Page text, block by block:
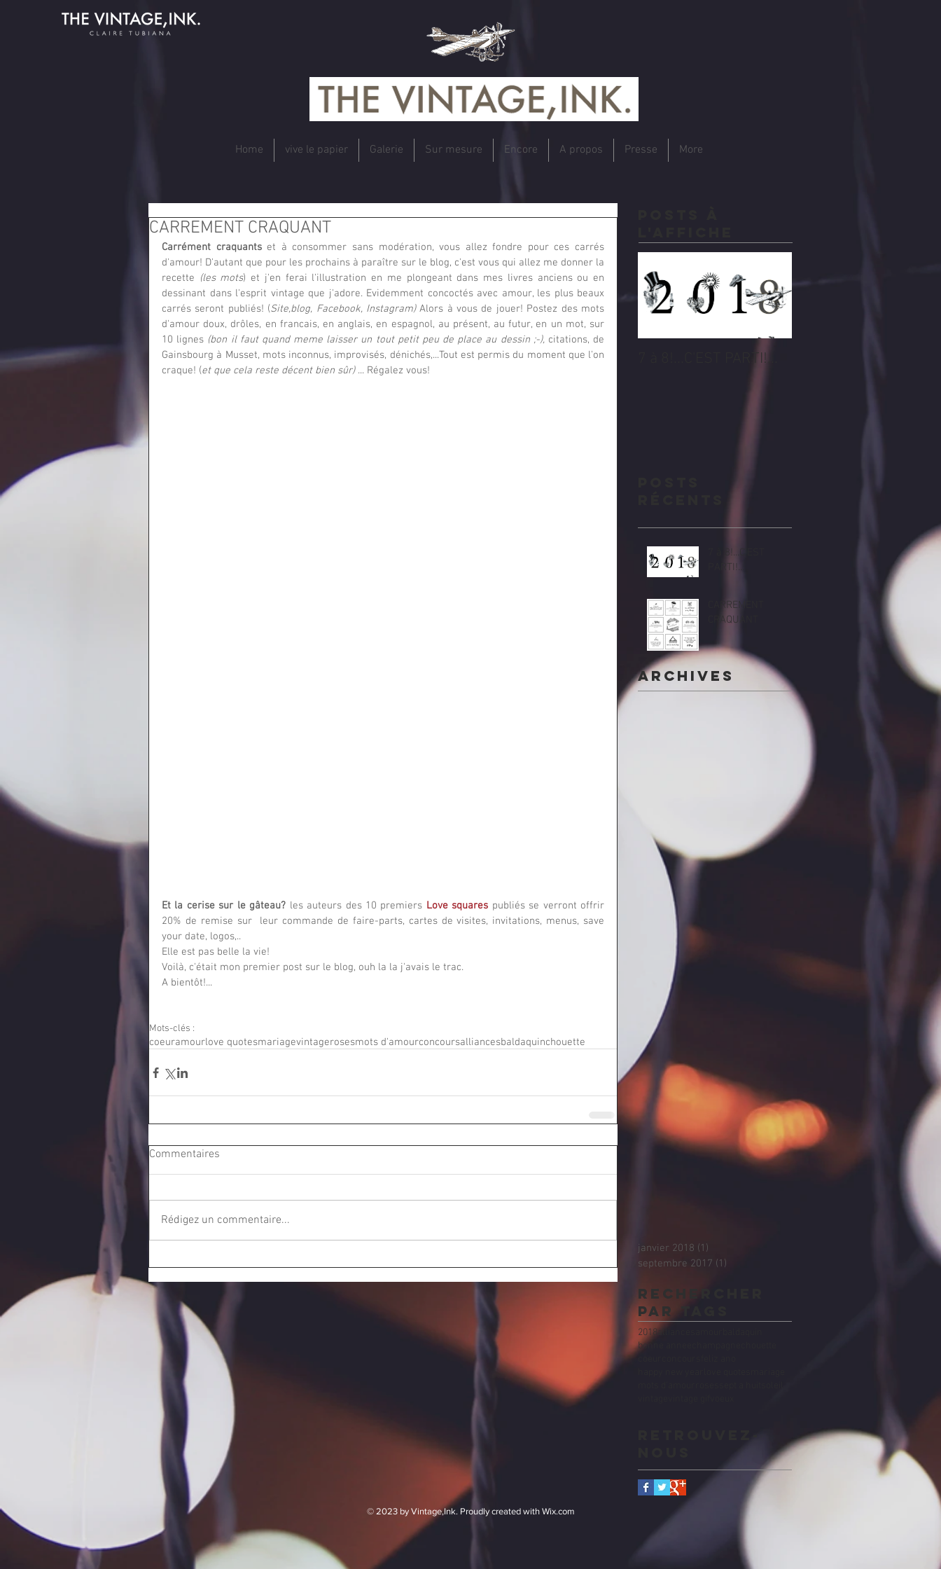
Home vive le papier Galerie Sur mesure Encore A propos Presse More
CARREMENT CRAQUANT
Carrément craquants et à consommer sans modération, vous allez fondre pour ces carrés
d'amour! D'autant que pour les prochains à paraître sur le blog, c'est vous qui allez me donner la
recette (les mots) et j'en ferai l'illustration en me plongeant dans mes livres anciens ou en
dessinant dans l'esprit vintage que j'adore. Evidemment concoctés avec amour, les plus beaux
carrés seront publiés! (Site,blog, Facebook, Instagram) Alors à vous de jouer! Postez des mots
d'amour doux, drôles, en francais, en anglais, en espagnol, au présent, au futur, en un mot, sur
10 lignes (bon il faut quand meme laisser un tout petit peu de place au dessin ;-), citations, de
Gainsbourg à Musset, mots inconnus, improvisés, dénichés,...Tout est permis du moment que l'on
craque! (et que cela reste décent bien sûr) ... Régalez vous!
Et la cerise sur le gâteau? les auteurs des 10 premiers Love squares publiés se verront offrir
20% de remise sur  leur commande de faire-parts, cartes de visites, invitations, menus, save
your date, logos,..
Elle est pas belle la vie!
Voilà, c'était mon premier post sur le blog, ouh la la j'avais le trac.
A bientôt!...
Mots-clés :
coeuramourlove quotesmariagevintagerosesmots d'amourconcoursalliancesbaldaquinchouette
Commentaires
Rédigez un commentaire...
7 à 8!...C'EST PARTI!...
7 à 8!...C'EST
PARTI!...
CARREMENT
CRAQUANT
Archives
janvier 2018 (1)
septembre 2017 (1)
Rechercher
par Tags
2018alliances
bonne annee
© 2023 by Vintage,Ink. Proudly created with Wix.com